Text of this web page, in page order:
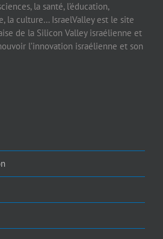
la santé, l’éducation,
la culture… IsraelValley est le site
de la Silicon Valley israélienne et
l’innovation israélienne et son